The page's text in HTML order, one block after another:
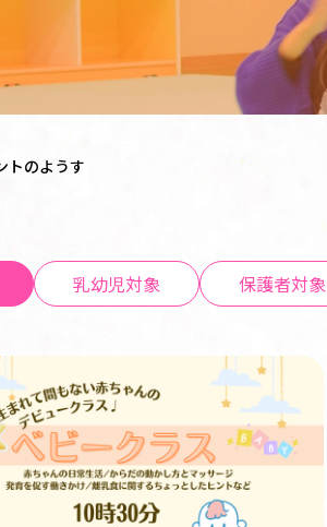
トのようす
乳幼児対象 保護者対象